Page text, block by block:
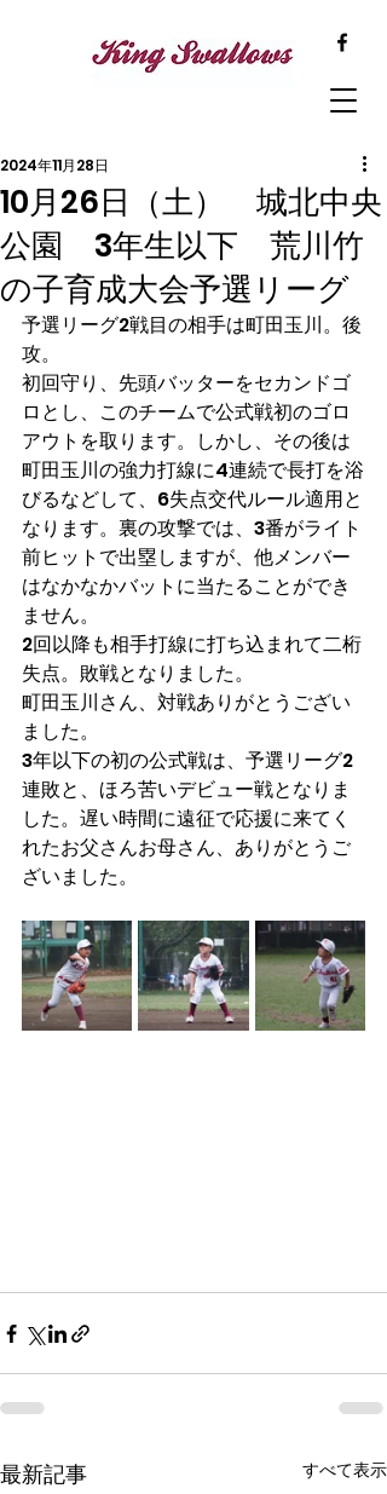
10月26日（土） 城北中央
公園 3年生以下 荒川竹
の子育成大会予選リーグ
2024年11月28日
予選リーグ2戦目の相手は町田玉川。後
攻。
初回守り、先頭バッターをセカンドゴ
ロとし、このチームで公式戦初のゴロ
アウトを取ります。しかし、その後は
町田玉川の強力打線に4連続で長打を浴
びるなどして、6失点交代ルール適用と
なります。裏の攻撃では、3番がライト
前ヒットで出塁しますが、他メンバー
はなかなかバットに当たることができ
ません。
2回以降も相手打線に打ち込まれて二桁
失点。敗戦となりました。
町田玉川さん、対戦ありがとうござい
ました。
3年以下の初の公式戦は、予選リーグ2
連敗と、ほろ苦いデビュー戦となりま
した。遅い時間に遠征で応援に来てく
れたお父さんお母さん、ありがとうご
ざいました。
最新記事 すべて表示